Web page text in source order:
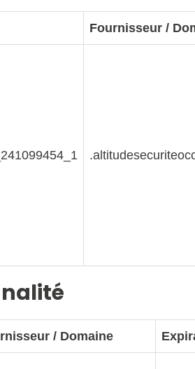
Fournisseur /
/ Domaine